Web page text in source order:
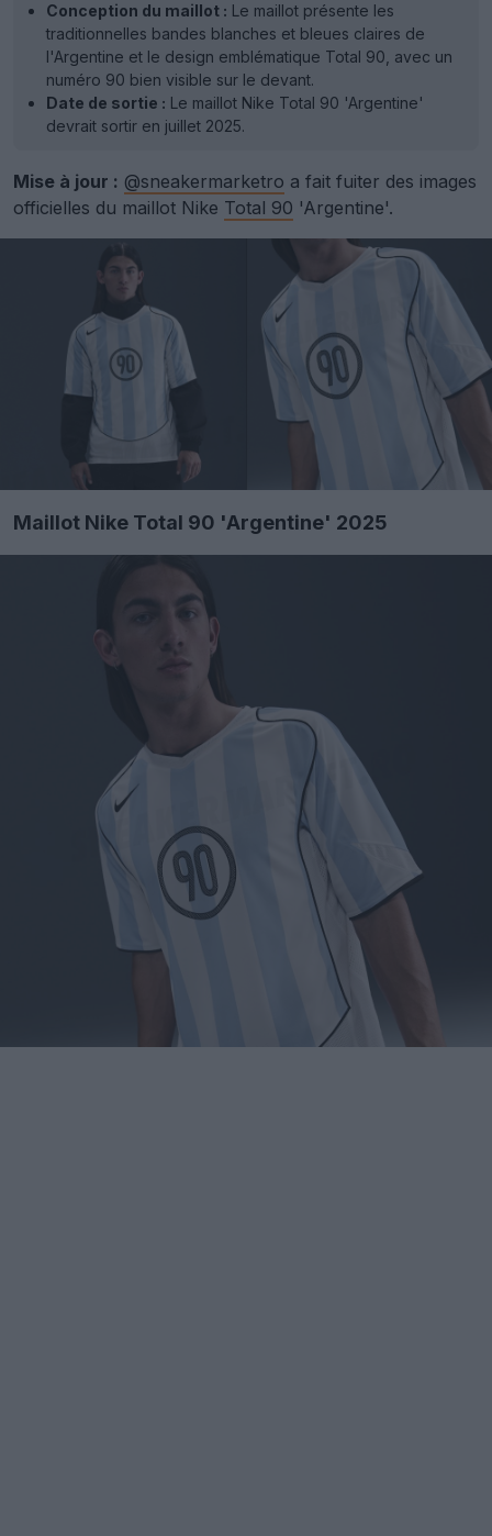
Conception du maillot : Le maillot présente les
traditionnelles bandes blanches et bleues claires de
l'Argentine et le design emblématique Total 90, avec un
numéro 90 bien visible sur le devant.
Date de sortie : Le maillot Nike Total 90 'Argentine'
devrait sortir en juillet 2025.
Mise à jour : @sneakermarketro a fait fuiter des images
officielles du maillot Nike Total 90 'Argentine'.
Maillot Nike Total 90 'Argentine' 2025